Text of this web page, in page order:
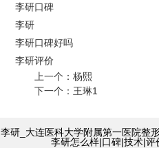
李研口碑
李研
李研口碑好吗
李研评价
上一个：杨熙
下一个： 王琳1
李研_大连医科大学附属第一医院整
李研怎么样|口碑|技术|评